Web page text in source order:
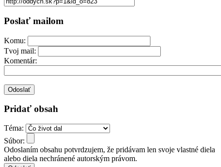
Poslať mailom
Komu:
Tvoj mail:
Komentár:
Pridať obsah
Téma:
Súbor:
Odoslaním obsahu potvrdzujem, že pridávam len svoje vlastné diela
alebo diela nechránené autorským právom.